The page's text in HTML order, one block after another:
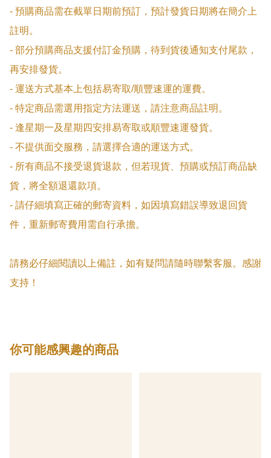
- 預購商品需在截單日期前預訂，預計發貨日期將在簡介上
註明。
- 部分預購商品支援付訂金預購，待到貨後通知支付尾款，
再安排發貨。
- 運送方式基本上包括易寄取/順豐速運的運費。
- 特定商品需選用指定方法運送，請注意商品註明。
- 逢星期一及星期四安排易寄取或順豐速運發貨。
- 不提供面交服務，請選擇合適的運送方式。
- 所有商品不接受退貨退款，但若現貨、預購或預訂商品缺
貨，將全額退還款項。
- 請仔細填寫正確的郵寄資料，如因填寫錯誤導致退回貨
件，重新郵寄費用需自行承擔。
請務必仔細閱讀以上備註，如有疑問請隨時聯繫客服。感謝
支持！
你可能感興趣的商品